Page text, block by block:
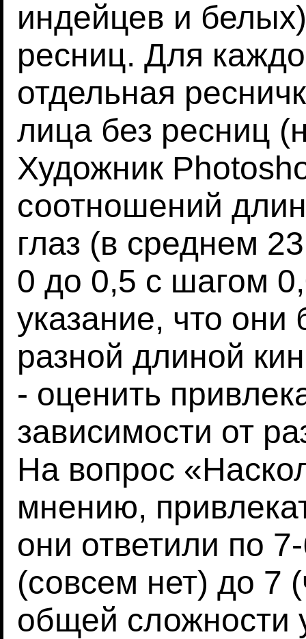
индейцев и
ресниц. Для
отдельная
лица без ресниц
Художник
соотношений
глаз (в среднем
0 до 0,5 с шагом
указание, что они
разной длиной
- оценить
зависимости от
На вопрос
мнению,
они ответили по
(совсем нет) до 7
общей сложности